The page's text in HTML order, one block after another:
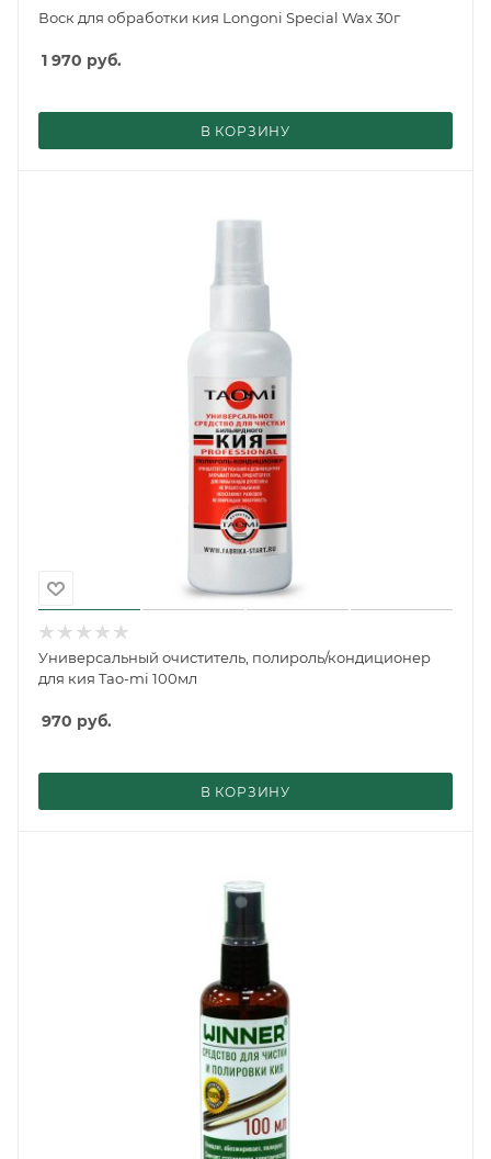
Воск для обработки кия Longoni Special Wax 30г
1 970 руб.
В КОРЗИНУ
Универсальный очиститель, полироль/кондиционер
для кия Tao-mi 100мл
970 руб.
В КОРЗИНУ